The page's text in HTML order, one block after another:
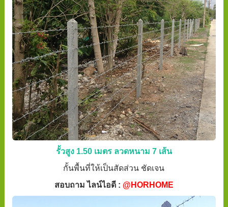
รั้วสูง 1.50 เมตร ลวดหนาม 7 เส้น
กั้นพื้นที่ให้เป็นสัดส่วน ชัดเจน
สอบถาม ไลน์ไอดี : @HORHOME